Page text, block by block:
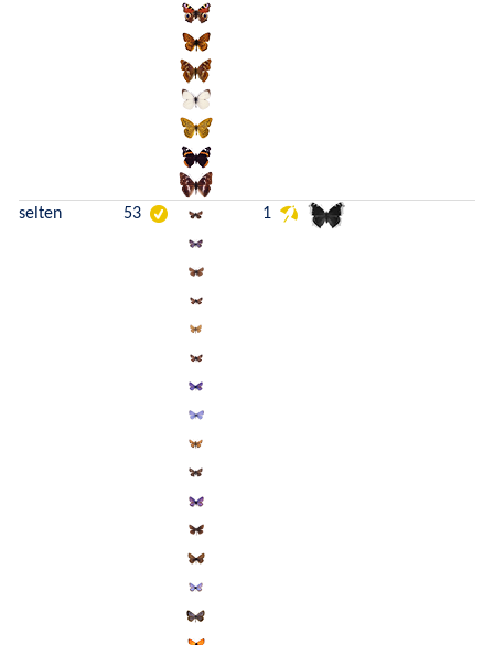
selten 53 1